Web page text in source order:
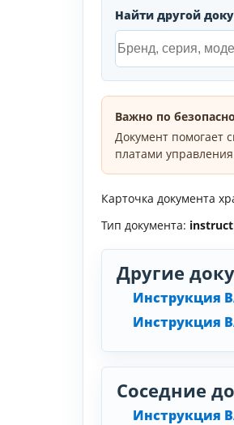
Найти другой
Важно по
Документ помогает
платами
Карточка документа
Тип документа:
Другие
Инструкция
Инструкция
Соседние
Инструкция